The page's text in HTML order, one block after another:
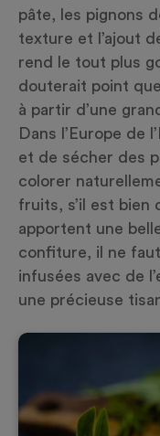
pâte, les pignons
texture et l’ajout
rend le tout plus
douterait point
à partir d’une
Dans l’Europe de
et de sécher des
colorer
fruits, s’il est bien
apportent une
confiture, il ne
infusées avec de
une précieuse